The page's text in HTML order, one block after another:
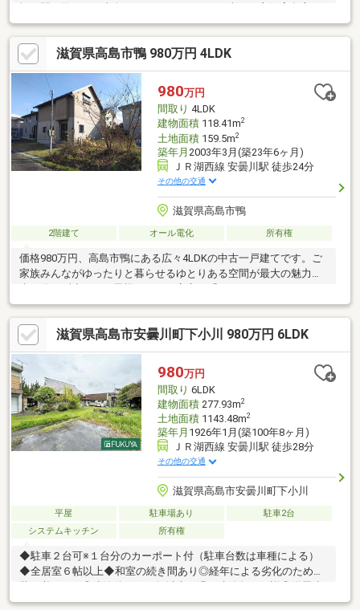
リアの新居にピッタリ。小学校が十分通学できる範囲にありま
す。小学校が徒歩19分です。もとからエアコンが付いていますの
で、快適な室温にすることができます。ストレスなく伸び伸びと
した生活を送ることができるのは大型タウン内だからです。多種
多様な不動産情報を取り扱う当社なら、きっとお客様の住まい探
しに役立てることでしょう。お引っ越しをお考えの方からのお問
い合わせをお待ちしております。
滋賀県高島市鴨 980万円 4LDK
980万円
間取り 4LDK
建物面積118.41m2
土地面積159.5m2
築年月 2003年3月(築23年6ヶ月)
ＪＲ湖西線 安曇川駅 徒歩24分
その他の交通
滋賀県高島市鴨
2階建て オール電化 所有権
価格980万円、高島市鴨にある広々4LDKの中古一戸建てです。ご
家族みんながゆったりと暮らせるゆとりある空間が最大の魅力！
ー」を備え、家計にも優しい「オール電化住宅」を採用していま
す。毎日のお料理や後片付けなどの家事もラクラク。湖西線「安
曇川」駅を利用でき、落ち着いた住環境でのびのびとした新生活
をスタートしませんか？ゆとりのある広さと、エコで経済的な設
備が揃った物件です。ぜひ一度、お気軽にご見学・お問い合わせ
ください！
滋賀県高島市安曇川町下小川 980万円 6LDK
980万円
間取り 6LDK
建物面積277.93m2
土地面積1143.48m2
築年月 1926年1月(築100年8ヶ月)
ＪＲ湖西線 安曇川駅 徒歩28分
その他の交通
滋賀県高島市安曇川町下小川
平屋 駐車場あり
駐車2台
システムキッチン
所有権
◆駐車２台可※１台分のカーポート付（駐車台数は車種による）
◆全居室６帖以上◆和室の続き間あり◎経年による劣化のため改
物も売買対象に含みます 種類：居宅 構造：鉄骨造陸屋根２階